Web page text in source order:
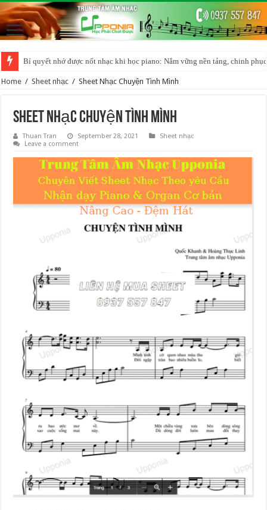
Bí quyết nhớ được nốt nhạc khi học piano: Nắm vững nền tảng, chinh
Home / Sheet nhạc / Sheet Nhạc Chuyện Tình Mình
Sheet Nhạc Chuyện Tình Mình
Thuan Tran September 28, 2021
Sheet nhạc
Leave a comment